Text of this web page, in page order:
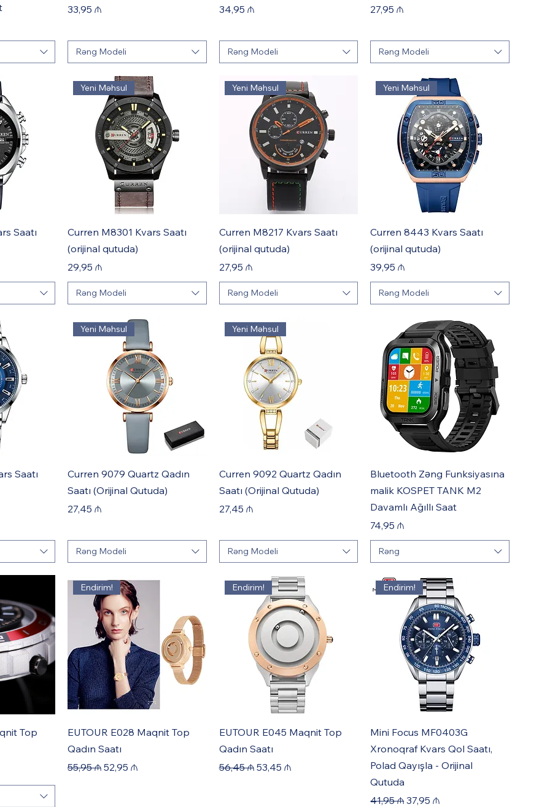
Price
33,95 ₼
Rəng Modeli
Price
34,95 ₼
Rəng Modeli
Price
27,95 ₼
Rəng Modeli
Saatı
Yeni Məhsul
Curren M8301 Kvars Saatı
(orijinal qutuda)
Price
29,95 ₼
Rəng Modeli
Yeni Məhsul
Curren M8217 Kvars Saatı
(orijinal qutuda)
Price
27,95 ₼
Rəng Modeli
Yeni Məhsul
Curren 8443 Kvars Saatı
(orijinal qutuda)
Price
39,95 ₼
Rəng Modeli
Saatı
Yeni Məhsul
Curren 9079 Quartz Qadın
Saatı (Orijinal Qutuda)
Price
27,45 ₼
Rəng Modeli
Yeni Məhsul
Curren 9092 Quartz Qadın
Saatı (Orijinal Qutuda)
Price
27,45 ₼
Rəng Modeli
Bluetooth Zəng Funksiyasına
malik KOSPET TANK M2
Davamlı Ağıllı Saat
Price
74,95 ₼
Rəng
Top
Endirim!
EUTOUR E028 Maqnit Top
Qadın Saatı
Regular Price
55,95 ₼ Sale Price
52,95 ₼
Endirim!
EUTOUR E045 Maqnit Top
Qadın Saatı
Regular Price
56,45 ₼ Sale Price
53,45 ₼
Endirim!
Mini Focus MF0403G
Xronoqraf Kvars Qol Saatı,
Polad Qayışla - Orijinal
Qutuda
Regular Price
41,95 ₼Sale Price
37,95 ₼